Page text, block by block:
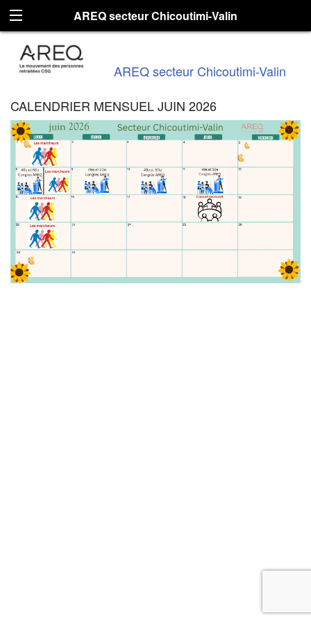
AREQ secteur Chicoutimi-Valin
AREQ secteur Chicoutimi-Valin
CALENDRIER MENSUEL JUIN 2026